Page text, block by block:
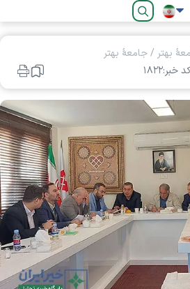
فارسی
بهتر /جامعۀ بهتر
خبر:۱۸۲۲